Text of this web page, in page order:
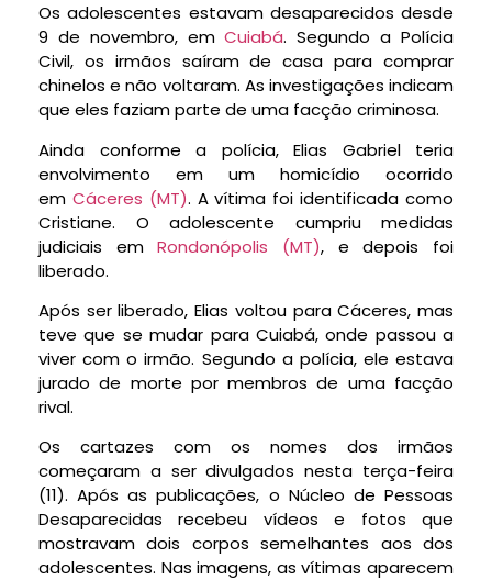
Os adolescentes estavam desaparecidos desde
9 de novembro, emCuiabá. Segundo a Polícia
Civil, os irmãos saíram de casa para comprar
chinelos e não voltaram. As investigações indicam
que eles faziam parte de uma facção criminosa.
Ainda conforme a polícia, Elias Gabriel teria
envolvimento em um homicídio ocorrido
em Cáceres (MT). A vítima foi identificada como
Cristiane. O adolescente cumpriu medidas
judiciais emRondonópolis (MT), e depois foi
liberado.
Após ser liberado, Elias voltou para Cáceres, mas
teve que se mudar para Cuiabá, onde passou a
viver com o irmão. Segundo a polícia,ele estava
jurado de morte por membros de uma facção
rival.
Os cartazes com os nomes dos irmãos
começaram a ser divulgados nesta terça-feira
(11). Após as publicações, o Núcleo de Pessoas
Desaparecidas recebeu vídeos e fotos que
mostravam dois corpos semelhantes aos dos
adolescentes. Nas imagens, as vítimas aparecem